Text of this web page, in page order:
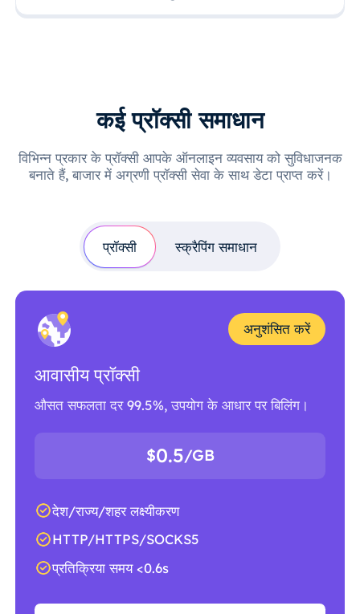
कई प्रॉक्सी समाधान
विभिन्न प्रकार के प्रॉक्सी आपके ऑनलाइन व्यवसाय को सुविधाजनक
बनाते हैं, बाजार में अग्रणी प्रॉक्सी सेवा के साथ डेटा प्राप्त करें।
प्रॉक्सी स्क्रैपिंग समाधान
अनुशंसित करें
आवासीय प्रॉक्सी
औसत सफलता दर 99.5%, उपयोग के आधार पर बिलिंग।
$0.5/GB
देश/राज्य/शहर लक्ष्यीकरण
HTTP/HTTPS/SOCKS5
प्रतिक्रिया समय <0.6s